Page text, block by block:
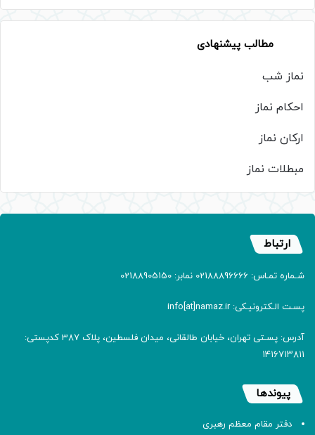
مطالب پیشنهادی
نماز شب
احکام نماز
ارکان نماز
مبطلات نماز
ارتباط
شـماره تمـاس: 02188896666 نمابر: 02188905150
پسـت الـکترونیـکی: info[at]namaz.ir
آدرس: پسـتی تهران، خیابان طالقانی، میدان فلسطین، پلاک 387 کدپستی:
۱۴۱۶۷۱۳۸۱۱
پیوندها
دفتر مقام معظم رهبری